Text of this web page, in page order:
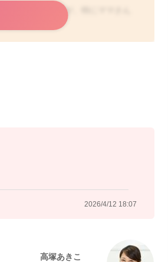
は分かりませんが、特にママさん
ますよ。
2026/4/12 18:07
高塚あきこ